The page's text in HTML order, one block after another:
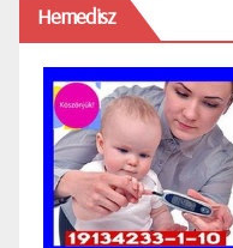
Hemedisz